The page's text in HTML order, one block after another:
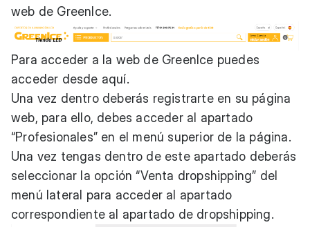
web de GreenIce.
Para acceder a la web de GreenIce puedes
acceder desde aquí.
Una vez dentro deberás registrarte en su página
web, para ello, debes acceder al apartado
“Profesionales” en el menú superior de la página.
Una vez tengas dentro de este apartado deberás
seleccionar la opción “Venta dropshipping” del
menú lateral para acceder al apartado
correspondiente al apartado de dropshipping.